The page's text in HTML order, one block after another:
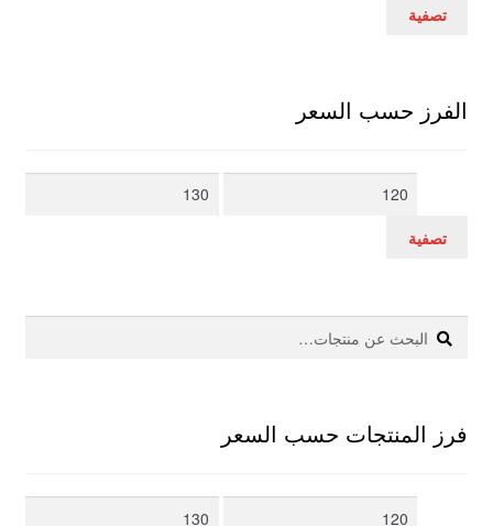
تصفية
الفرز حسب السعر
أدنى
أعلى
تصفية
البحث
عن:
بحث
فرز المنتجات حسب السعر
أدنى أعلى